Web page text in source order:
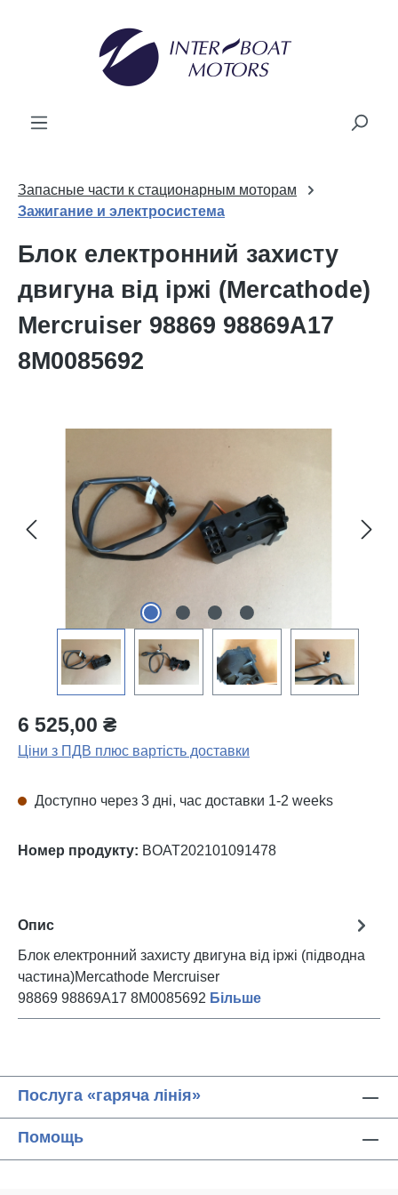
Запасные части к стационарным моторам
Зажигание и электросистема
Блок електронний захисту
двигуна від іржі (Mercathode)
Mercruiser 98869 98869A17
8M0085692
6 525,00 ₴
Ціни з ПДВ плюс вартість доставки
Доступно через 3 дні, час доставки 1-2 weeks
Номер продукту: BOAT202101091478
Опис
Блок електронний захисту двигуна від іржі (підводна
частина)Mercathode Mercruiser
98869 98869A17 8M0085692 Більше
Послуга «гаряча лінія»
Помощь